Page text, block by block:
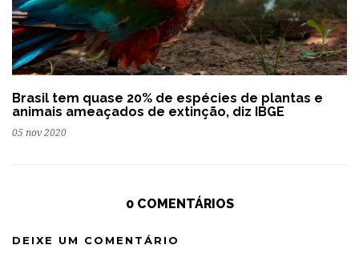
Brasil tem quase 20% de espécies de plantas e
animais ameaçados de extinção, diz IBGE
05 nov 2020
0 COMENTÁRIOS
DEIXE UM COMENTÁRIO